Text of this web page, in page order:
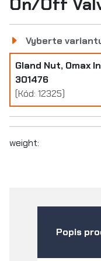
On/Off
Vyberte
Gland Nut, Omax
301476
(Kód: 12325)
weight:
Popis